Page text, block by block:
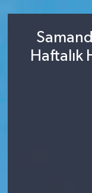
Haftalık
Süper Lig
Son Dakika